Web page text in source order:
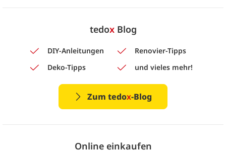
tedoxBlog
DIY-Anleitungen
Renovier-Tipps
Deko-Tipps
und vieles mehr!
Zum tedox-Blog
Online einkaufen